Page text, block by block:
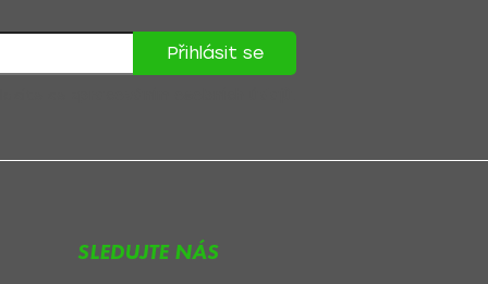
Přihlásit se
SLEDUJTE NÁS